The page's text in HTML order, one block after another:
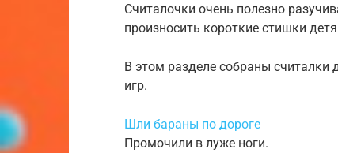
Считалочки очень полезно
произносить короткие стишки
В этом разделе собраны считалки
игр.
Шли бараны по дороге
Промочили в луже ноги.